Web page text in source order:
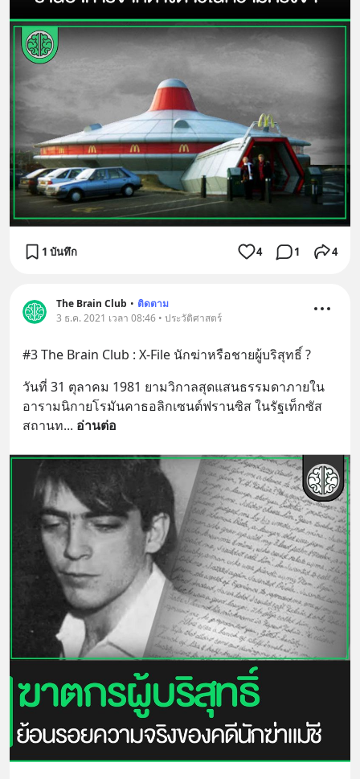
1 บันทึก 4 1 4
The Brain Club • ติดตาม
3 ธ.ค. 2021 เวลา 08:46 • ประวัติศาสตร์
#3 The Brain Club : X-File นักฆ่าหรือชายผู้บริสุทธิ์ ?
วันที่ 31 ตุลาคม 1981 ยามวิกาลสุดแสนธรรมดาภายใน
อารามนิกายโรมันคาธอลิกเซนต์ฟรานซิส ในรัฐเท็กซัส
สถานท... อ่านต่อ